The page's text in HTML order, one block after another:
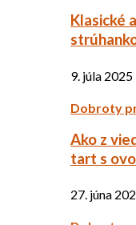
Klasické
9. júla 2025
Dobroty
Ako z
tart s
27. júna